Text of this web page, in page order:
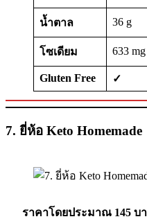
น้ำตาล 36 g
โซเดียม 633 mg
Gluten Free ✓
7. ยี่ห้อ Keto Homemade
ราคาโดยประมาณ 145 บ